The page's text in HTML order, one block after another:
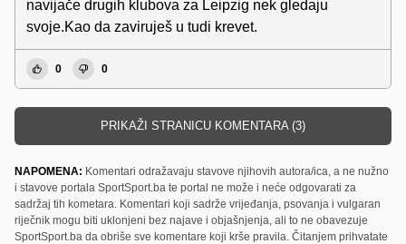
navijače drugih klubova za Leipzig nek gledaju
svoje.Kao da zaviruješ u tudi krevet.
0 0
PRIKAŽI STRANICU KOMENTARA (3)
NAPOMENA: Komentari odražavaju stavove njihovih autora/ica, a ne nužno
i stavove portala SportSport.ba te portal ne može i neće odgovarati za
sadržaj tih kometara. Komentari koji sadrže vrijeđanja, psovanja i vulgaran
riječnik mogu biti uklonjeni bez najave i objašnjenja, ali to ne obavezuje
SportSport.ba da obriše sve komentare koji krše pravila. Čitanjem prihvatate